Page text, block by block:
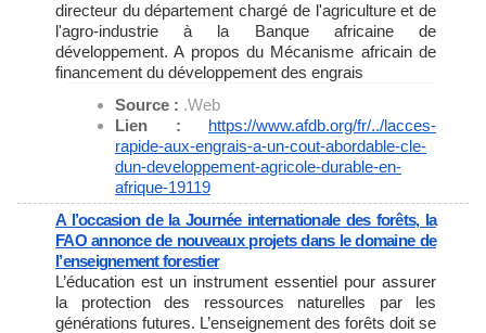
directeur du département chargé de l'agriculture et de
l'agro-industrie à la Banque africaine de
développement. A propos du Mécanisme africain de
financement du développement des engrais
Source : .Web
Lien : https://www.afdb.org/fr/../lacces-
rapide-aux-engrais-a-un-cout-abordable-cle-
dun-developpement-agricole-durable-en-
afrique-19119
A l’occasion de la Journée internationale des forêts, la
FAO annonce de nouveaux projets dans le domaine de
l’enseignement forestier
L’éducation est un instrument essentiel pour assurer
la protection des ressources naturelles par les
générations futures. L’enseignement des forêts doit se